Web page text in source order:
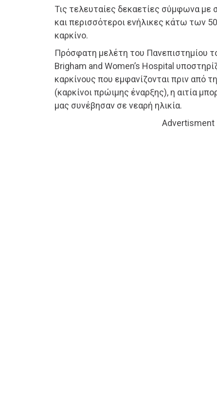
Τις τελευταίες δεκαετίες σύμφωνα με
και περισσότεροι ενήλικες κάτω των
καρκίνο.
Πρόσφατη μελέτη του Πανεπιστημίου
Brigham and Women’s Hospital
καρκίνους που εμφανίζονται πριν από
(καρκίνοι πρώιμης έναρξης), η αιτία
μας συνέβησαν σε νεαρή ηλικία.
Advertisment